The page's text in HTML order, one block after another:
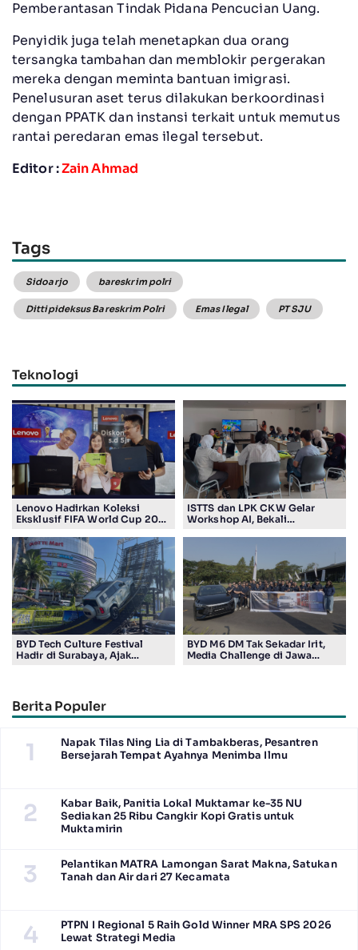
Pemberantasan Tindak Pidana Pencucian Uang.
Penyidik juga telah menetapkan dua orang
tersangka tambahan dan memblokir pergerakan
mereka dengan meminta bantuan imigrasi.
Penelusuran aset terus dilakukan berkoordinasi
dengan PPATK dan instansi terkait untuk memutus
rantai peredaran emas ilegal tersebut.
Editor :Zain Ahmad
Tags
Sidoarjo bareskrim polri
Dittipideksus Bareskrim Polri Emas Ilegal PT SJU
Teknologi
Lenovo Hadirkan Koleksi
Eksklusif FIFA World Cup 2026
Penggemar Teknologi dan
Sepak Bola
ISTTS dan LPK CKW Gelar
Workshop AI, Bekali
Digital
BYD Tech Culture Festival
Hadir di Surabaya, Ajak
BYD M6 DM Tak Sekadar Irit,
Media Challenge di Jawa
Berita Populer
1
Napak Tilas Ning Lia di Tambakberas, Pesantren
Bersejarah Tempat Ayahnya Menimba Ilmu
2
Kabar Baik, Panitia Lokal Muktamar ke-35 NU
Sediakan 25 Ribu Cangkir Kopi Gratis untuk
Muktamirin
3
Pelantikan MATRA Lamongan Sarat Makna, Satukan
Tanah dan Air dari 27 Kecamata
4
PTPN I Regional 5 Raih Gold Winner MRA SPS 2026
Lewat Strategi Media